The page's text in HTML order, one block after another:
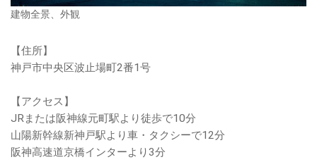
建物全景、外観
【住所】
神戸市中央区波止場町2番1号
【アクセス】
JRまたは阪神線元町駅より徒歩で10分
山陽新幹線新神戸駅より車・タクシーで12分
阪神高速道京橋インターより3分